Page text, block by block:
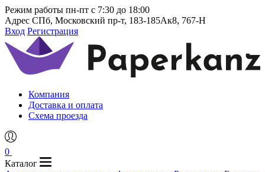
Режим работы пн-пт с 7:30 до 18:00
Адрес СПб, Московский пр-т, 183-185Ак8, 767-Н
Вход Регистрация
Компания
Доставка и оплата
Схема проезда
0
Каталог